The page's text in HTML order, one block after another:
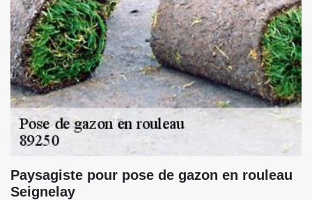
Paysagiste pour pose de gazon en rouleau
Seignelay